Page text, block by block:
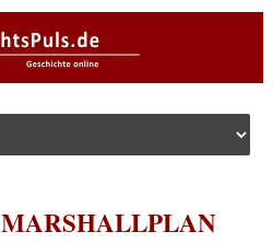
MARSHALLPLAN